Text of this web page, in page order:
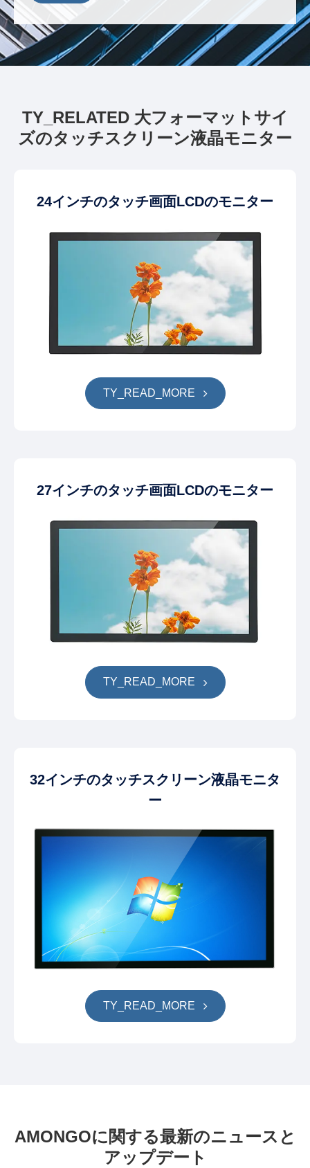
TY_RELATED 大フォーマットサイ
ズのタッチスクリーン液晶モニター
24インチのタッチ画面LCDのモニター
TY_READ_MORE
27インチのタッチ画面LCDのモニター
TY_READ_MORE
32インチのタッチスクリーン液晶モニタ
ー
TY_READ_MORE
AMONGOに関する最新のニュースと
アップデート